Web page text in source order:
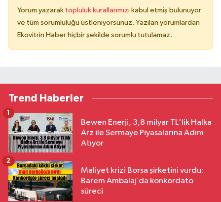
Yorum yazarak topluluk kurallarımızı kabul etmiş bulunuyor
ve tüm sorumluluğu üstleniyorsunuz. Yazılan yorumlardan
Ekovitrin Haber hiçbir şekilde sorumlu tutulamaz.
Trend Haberler
Bewen Enerji, 3,8 milyar TL'lik Halka
Arz ile Sermaye Piyasalarına Adım
Atıyor
1
Maliyet krizi Borsa şirketini vurdu:
Barem Ambalaj’da konkordato
süreci
2